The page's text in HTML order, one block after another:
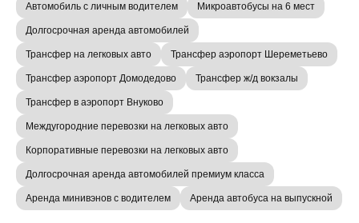
Автомобиль с личным водителем Микроавтобусы на 6 мест
Долгосрочная аренда автомобилей
Трансфер на легковых авто Трансфер аэропорт Шереметьево
Трансфер аэропорт Домодедово Трансфер ж/д вокзалы
Трансфер в аэропорт Внуково
Междугородние перевозки на легковых авто
Корпоративные перевозки на легковых авто
Долгосрочная аренда автомобилей премиум класса
Аренда минивэнов с водителем Аренда автобуса на выпускной